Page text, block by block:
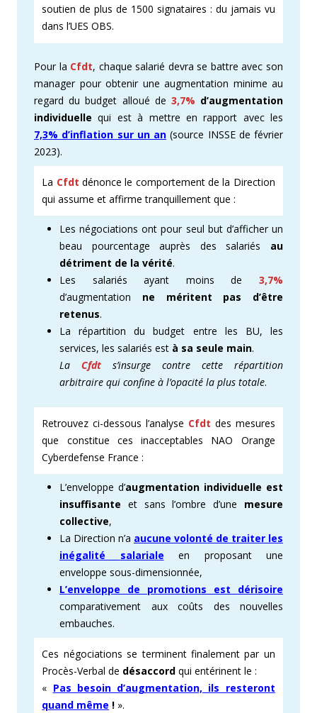
soutien de plus de 1500 signataires : du jamais vu
dans l’UES OBS.
Pour la Cfdt, chaque salarié devra se battre avec son
manager pour obtenir une augmentation minime au
regard du budget alloué de 3,7% d’augmentation
individuelle qui est à mettre en rapport avec les
7,3% d’inflation sur un an (source INSSE de février
2023).
La Cfdt dénonce le comportement de la Direction
qui assume et affirme tranquillement que :
Les négociations ont pour seul but d’afficher un
beau pourcentage auprès des salariés au
détriment de la vérité.
Les salariés ayant moins de 3,7%
d’augmentation ne méritent pas d’être
retenus.
La répartition du budget entre les BU, les
services, les salariés est à sa seule main.
La Cfdt s’insurge contre cette répartition
arbitraire qui confine à l’opacité la plus totale.
Retrouvez ci-dessous l’analyse Cfdt des mesures
que constitue ces inacceptables NAO Orange
Cyberdefense France :
L’enveloppe d’augmentation individuelle est
insuffisante et sans l’ombre d’une mesure
collective,
La Direction n’a aucune volonté de traiter les
inégalité salariale en proposant une
enveloppe sous-dimensionnée,
L’enveloppe de promotions est dérisoire
comparativement aux coûts des nouvelles
embauches.
Ces négociations se terminent finalement par un
Procès-Verbal de désaccord qui entérinent le :
« Pas besoin d’augmentation, ils resteront
quand même ! ».